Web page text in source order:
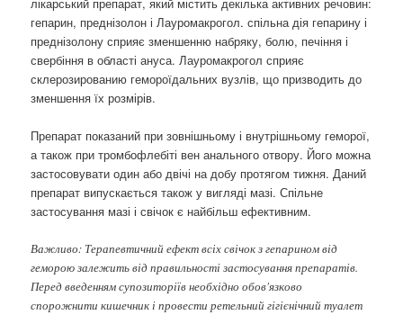
гепарин, преднізолон і Лауромакрогол. спільна дія гепарину і
преднізолону сприяє зменшенню набряку, болю, печіння і
свербіння в області ануса. Лауромакрогол сприяє
склерозированию гемороїдальних вузлів, що призводить до
зменшення їх розмірів.
Препарат показаний при зовнішньому і внутрішньому геморої,
а також при тромбофлебіті вен анального отвору. Його можна
застосовувати один або двічі на добу протягом тижня. Даний
препарат випускається також у вигляді мазі. Спільне
застосування мазі і свічок є найбільш ефективним.
Важливо: Терапевтичний ефект всіх свічок з гепарином від
геморою залежить від правильності застосування препаратів.
Перед введенням супозиторіїв необхідно обов'язково
спорожнити кишечник і провести ретельний гігієнічний туалет